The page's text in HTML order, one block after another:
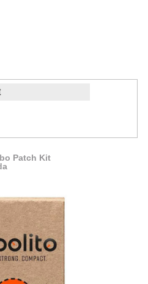
Patch Kit